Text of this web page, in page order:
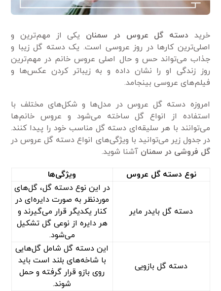
خرید دسته گل عروس در سمنان یکی از مهم‌ترین و
اصلی‌ترین کار‌ها در روز عروسی است. یک دسته گل زیبا و
جذاب می‌تواند حس و حال اصلی عروس خانم در مهم‌ترین
روز زندگی او را نشان داده و به زیباتر کردن عکس‌ها و
فیلم‌های عروسی بینجامد.
امروزه دسته گل عروس در مدل‌ها و شکل‌های مختلف با
استفاده از انواع گل ساخته می‌شود و عروس خانم‌ها
می‌توانند با هر سلیقه‌ای دسته گل مناسب خود را پیدا کنند.
در جدول زیر می‌توانید با ویژگی‌های انواع دسته گل عروس در
گل فروشی در سمنان آشنا شوید.
نوع دسته گل عروس ویژگی‌ها
دسته گل بایدر مایر
در این نوع دسته گل، گل‌های
موردنظر به صورت دایره‌ای در
کنار یکدیگر قرار می‌گیرند و
هر دایره از نوعی گل تشکیل
می‌شود.
دسته گل بازویی
این دسته گل شامل گل‌هایی
با شاخه‌های بلند است باید
روی بازو قرار گرفته و حمل
شوند.